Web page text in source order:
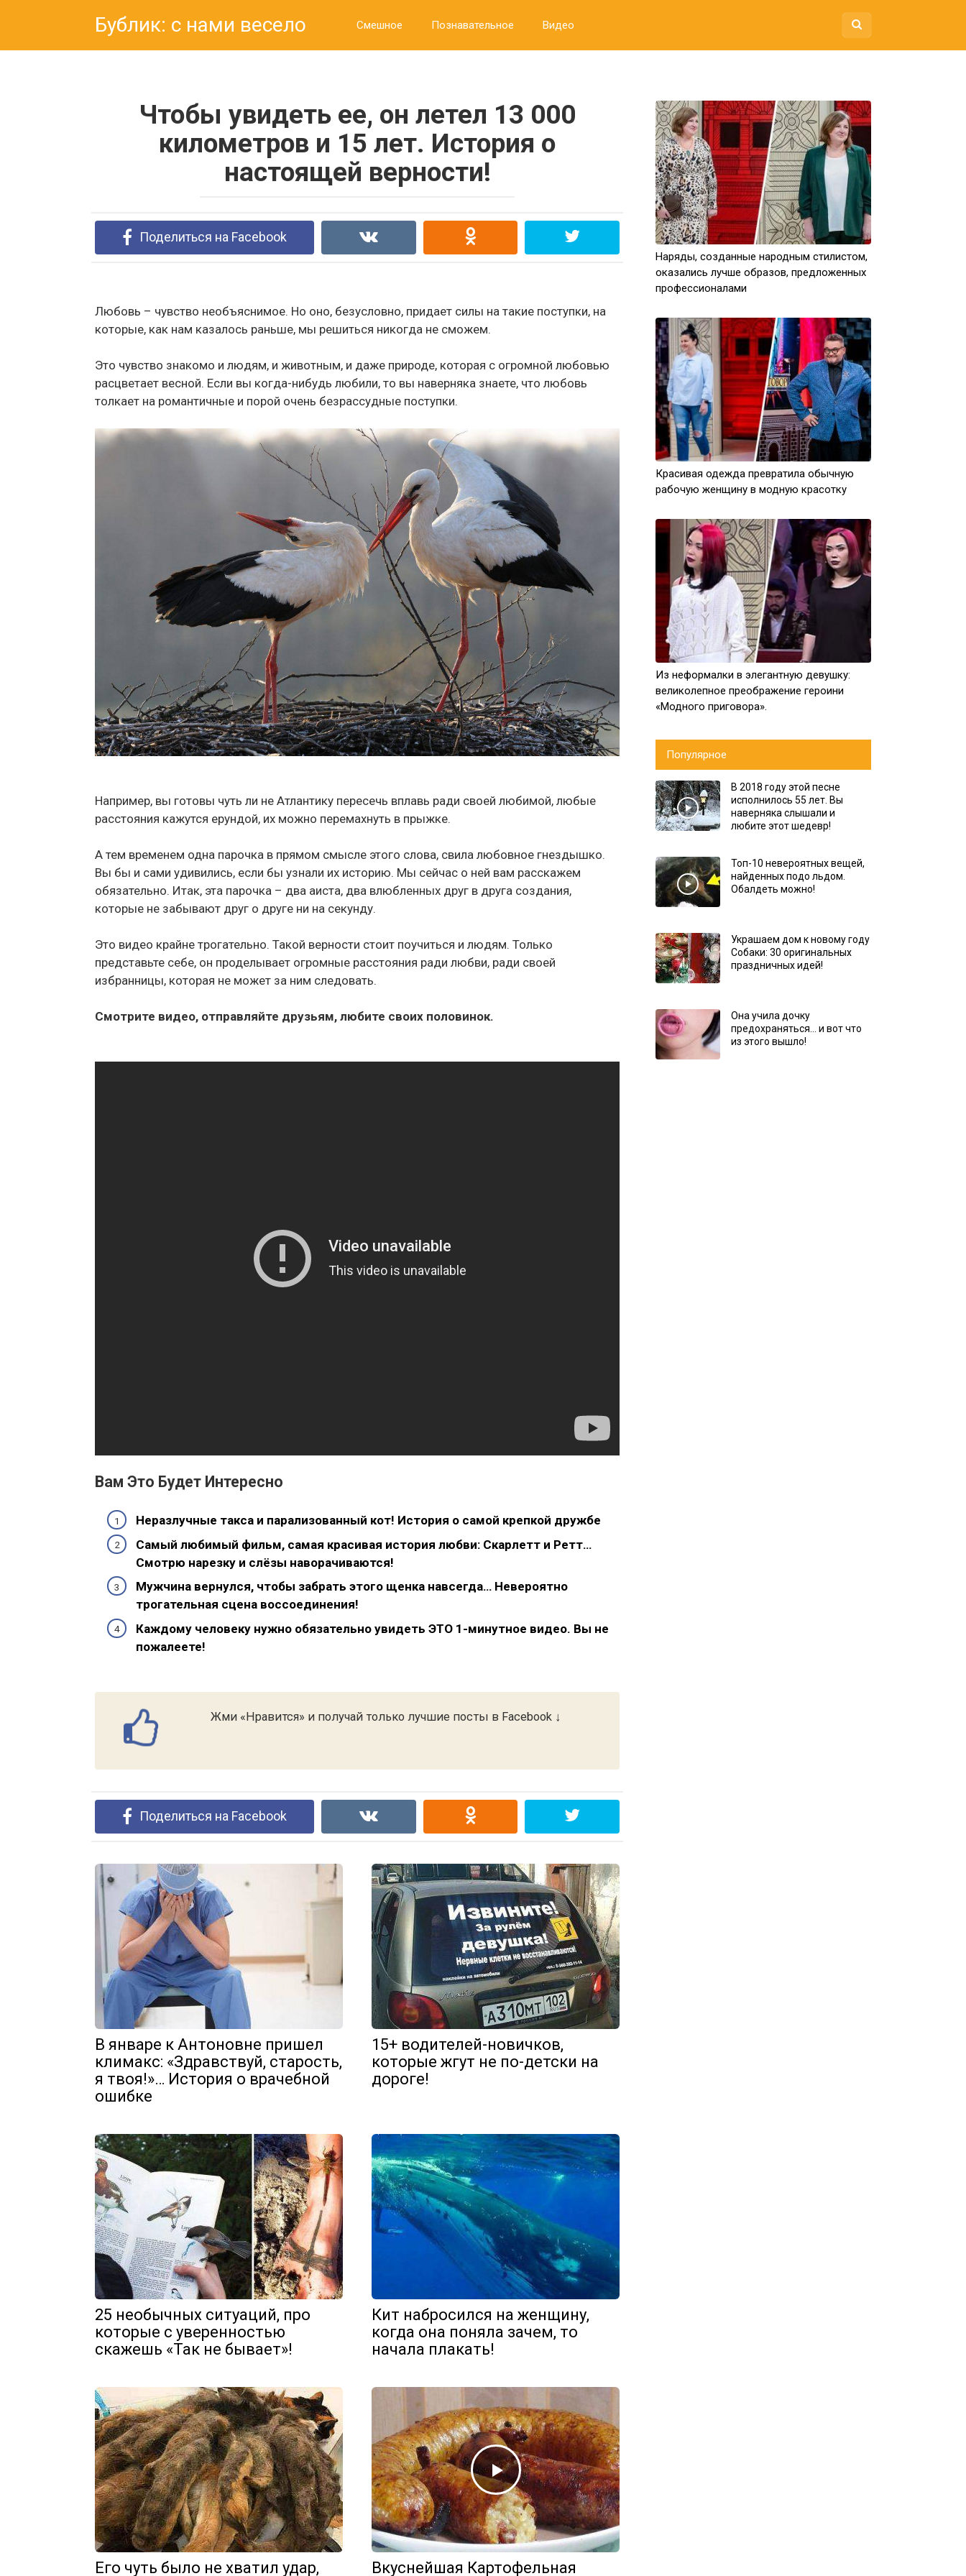
Бублик: с нами весело Смешное Познавательное Видео
Чтобы увидеть ее, он летел 13 000
километров и 15 лет. История о
настоящей верности!
Поделиться на Facebook
Любовь – чувство необъяснимое. Но оно, безусловно, придает силы на такие поступки, на
которые, как нам казалось раньше, мы решиться никогда не сможем.
Это чувство знакомо и людям, и животным, и даже природе, которая с огромной любовью
расцветает весной. Если вы когда-нибудь любили, то вы наверняка знаете, что любовь
толкает на романтичные и порой очень безрассудные поступки.
Например, вы готовы чуть ли не Атлантику пересечь вплавь ради своей любимой, любые
расстояния кажутся ерундой, их можно перемахнуть в прыжке.
А тем временем одна парочка в прямом смысле этого слова, свила любовное гнездышко.
Вы бы и сами удивились, если бы узнали их историю. Мы сейчас о ней вам расскажем
обязательно. Итак, эта парочка – два аиста, два влюбленных друг в друга создания,
которые не забывают друг о друге ни на секунду.
Это видео крайне трогательно. Такой верности стоит поучиться и людям. Только
представьте себе, он проделывает огромные расстояния ради любви, ради своей
избранницы, которая не может за ним следовать.
Смотрите видео, отправляйте друзьям, любите своих половинок.
Вам Это Будет Интересно
Неразлучные такса и парализованный кот! История о самой крепкой дружбе
Самый любимый фильм, самая красивая история любви: Скарлетт и Ретт…
Смотрю нарезку и слёзы наворачиваются!
Мужчина вернулся, чтобы забрать этого щенка навсегда… Невероятно
трогательная сцена воссоединения!
Каждому человеку нужно обязательно увидеть ЭТО 1-минутное видео. Вы не
пожалеете!
Жми «Нравится» и получай только лучшие посты в Facebook ↓
Поделиться на Facebook
В январе к Антоновне пришел
климакс: «Здравствуй, старость,
я твоя!»… История о врачебной
ошибке
15+ водителей-новичков,
которые жгут не по-детски на
дороге!
25 необычных ситуаций, про
которые с уверенностью
скажешь «Так не бывает»!
Кит набросился на женщину,
когда она поняла зачем, то
начала плакать!
Его чуть было не хватил удар, Вкуснейшая Картофельная
Наряды, созданные народным стилистом,
оказались лучше образов, предложенных
профессионалами
Красивая одежда превратила обычную
рабочую женщину в модную красотку
Из неформалки в элегантную девушку:
великолепное преображение героини
«Модного приговора».
Популярное
В 2018 году этой песне
исполнилось 55 лет. Вы
наверняка слышали и
любите этот шедевр!
Топ-10 невероятных вещей,
найденных подо льдом.
Обалдеть можно!
Украшаем дом к новому году
Собаки: 30 оригинальных
праздничных идей!
Она учила дочку
предохраняться… и вот что
из этого вышло!